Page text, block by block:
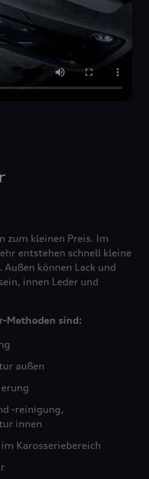
zum kleinen Preis. Im
entstehen schnell kleine
Außen können Lack und
innen Leder und
Methoden sind:
außen
-reinigung,
innen
Karosseriebereich